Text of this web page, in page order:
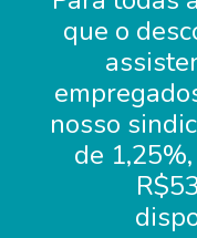
que o
nosso
de